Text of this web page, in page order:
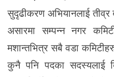
सुदृढीकरण अभियानलाई
असारमा सम्पन्न नगर
मशान्तभित्र सबै वडा
कुनै पनि पदका सदस्यलाई